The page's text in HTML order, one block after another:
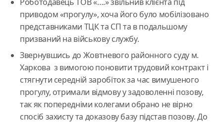
приводом «прогулу», хоча його було мобілізовано
представниками ТЦК та СП та в подальшому
призваний на військову службу.
Звернувшись до Жовтневого районного суду м.
Харкова з вимогою поновити трудовий контракт і
стягнути середній заробіток за час вимушеного
прогулу, отримали відмову у задоволенні позову,
так як попередніми колегами обрано не вірно
спосіб захисту та доказову базу підстав позову. До